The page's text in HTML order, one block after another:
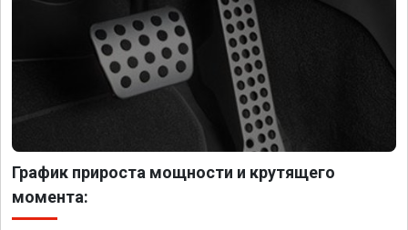
График прироста мощности и крутящего
момента: